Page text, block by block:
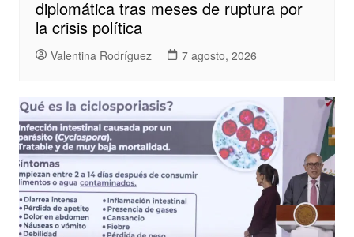
diplomática tras meses de ruptura por
la crisis política
Valentina Rodríguez 7 agosto, 2026